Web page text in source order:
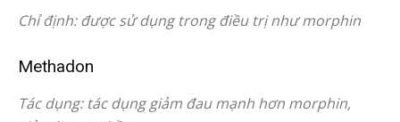
Chỉ định: được sử dụng trong điều trị như morphin
Methadon
Tác dụng: tác dụng giảm đau mạnh hơn morphin,